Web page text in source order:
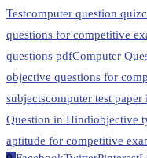
Testcomputer question quiz
questions for competitive
questions pdfComputer
objective questions for
subjectscomputer test
Question in Hindiobjective
aptitude for competitive